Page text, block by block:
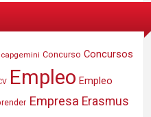
capgemini Concurso Concursos
Empleo Empleo
Empresa Erasmus